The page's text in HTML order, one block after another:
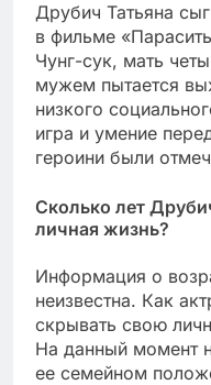
Друбич Татьяна
в фильме
Чунг-сук, мать
мужем пытается
низкого
игра и умение
героини были
Сколько лет
личная жизнь?
Информация о
неизвестна. Как
скрывать свою
На данный момент
ее семейном